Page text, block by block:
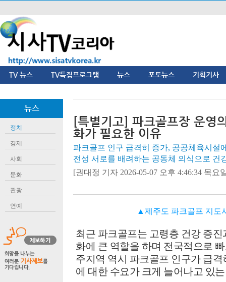
TV 뉴스 TV특집프로그램 뉴스 포토뉴스 기획기사
뉴스
정치
경제
사회
문화
관광
연예
[특별기고] 파크골프장 운영
화가 필요한 이유
파크골프 인구 급격히 증가, 공공체육시설
전성 서로를 배려하는 공동체 의식으로 건
[권대정 기자 2026-05-07 오후 4:46:34 목요
▲제주도 파크골프 지도
최근 파크골프는 고령층 건강 증
화에 큰 역할을 하며 전국적으로
주지역 역시 파크골프 인구가 급
에 대한 수요가 크게 늘어나고 있